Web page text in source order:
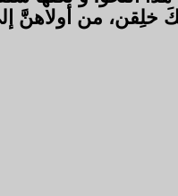
خلِقن، من أولاهنَّ